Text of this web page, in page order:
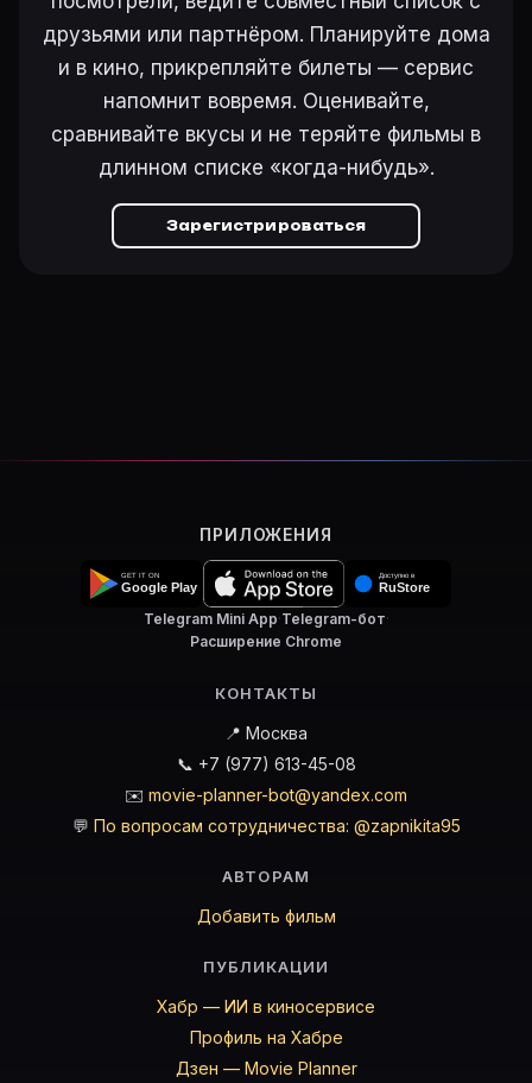
друзьями или партнёром. Планируйте дома
и в кино, прикрепляйте билеты — сервис
напомнит вовремя. Оценивайте,
сравнивайте вкусы и не теряйте фильмы в
длинном списке «когда-нибудь».
Зарегистрироваться
ПРИЛОЖЕНИЯ
Telegram Mini App·Telegram-бот·
Расширение Chrome
КОНТАКТЫ
📍 Москва
📞 +7 (977) 613-45-08
✉️ movie-planner-bot@yandex.com
💬 По вопросам сотрудничества: @zapnikita95
АВТОРАМ
Добавить фильм
ПУБЛИКАЦИИ
Хабр — ИИ в киносервисе
Профиль на Хабре
Дзен — Movie Planner